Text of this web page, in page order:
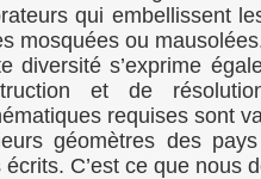
qui embellissent
mosquées ou
diversité s’exprime
et de
requises sont
géomètres des
écrits. C’est ce que nous